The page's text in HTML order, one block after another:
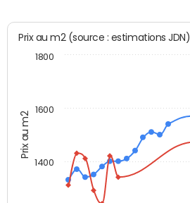
Prix au m2
Prix au m2 (source : estimations JDN)
1400
1600
1800